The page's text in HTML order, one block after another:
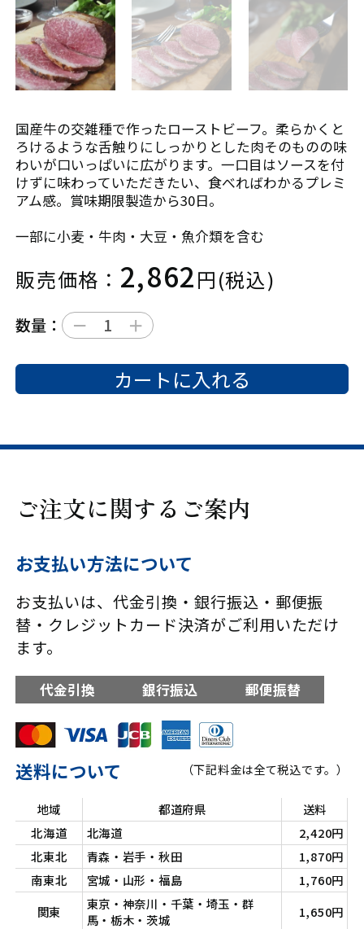
国産牛の交雑種で作ったローストビーフ。柔らかくと
ろけるような舌触りにしっかりとした肉そのものの味
わいが口いっぱいに広がります。一口目はソースを付
けずに味わっていただきたい、食べればわかるプレミ
アム感。賞味期限製造から30日。
一部に小麦・牛肉・大豆・魚介類を含む
販売価格： 2,862円(税込)
数量： － ＋
カートに入れる
ご注文に関するご案内
お支払い方法について
お支払いは、代金引換・銀行振込・郵便振
替・クレジットカード決済がご利用いただけ
ます。
代金引換 銀行振込 郵便振替
送料について （下記料金は全て税込です。）
地域 都道府県
送料
北海道
北海道
2,420円
北東北
青森・岩手・秋田
1,870円
南東北
宮城・山形・福島
1,760円
関東
東京・神奈川・千葉・埼玉・群
馬・栃木・茨城
1,650円